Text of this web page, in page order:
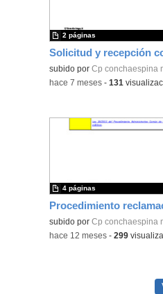
subido por Cp conchaespina
2 páginas
-hace 7 meses- 131
subido por Cp conchaespina
4 páginas
-hace 12 meses- 299